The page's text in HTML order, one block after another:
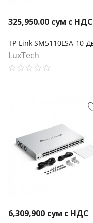
325,950.00 сум с НДС
LuxTech
6,309,900 сум с НДС